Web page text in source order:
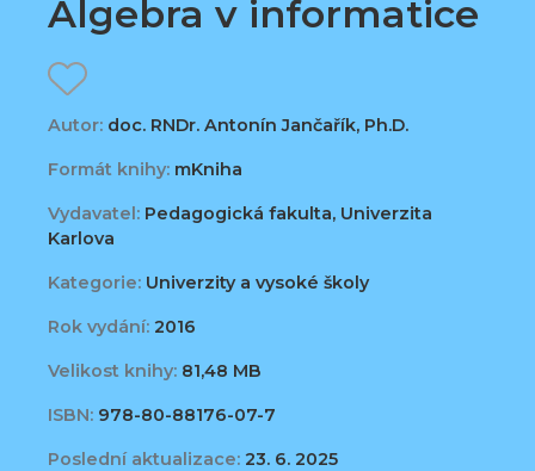
Algebra v informatice
Autor: doc. RNDr. Antonín Jančařík, Ph.D.
Formát knihy: mKniha
Vydavatel: Pedagogická fakulta, Univerzita
Karlova
Kategorie: Univerzity a vysoké školy
Rok vydání: 2016
Velikost knihy: 81,48 MB
ISBN: 978-80-88176-07-7
Poslední aktualizace: 23. 6. 2025